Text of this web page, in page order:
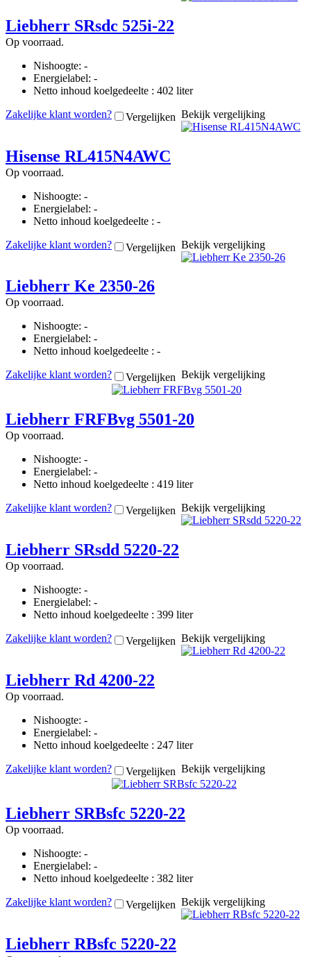
Liebherr SRsdc 525i-22
Op voorraad.
Nishoogte: -
Energielabel: -
Netto inhoud koelgedeelte : 402 liter
Zakelijke klant worden?
Vergelijken Bekijk vergelijking
Hisense RL415N4AWC
Op voorraad.
Nishoogte: -
Energielabel: -
Netto inhoud koelgedeelte : -
Zakelijke klant worden?
Vergelijken Bekijk vergelijking
Liebherr Ke 2350-26
Op voorraad.
Nishoogte: -
Energielabel: -
Netto inhoud koelgedeelte : -
Zakelijke klant worden?
Vergelijken Bekijk vergelijking
Liebherr FRFBvg 5501-20
Op voorraad.
Nishoogte: -
Energielabel: -
Netto inhoud koelgedeelte : 419 liter
Zakelijke klant worden?
Vergelijken Bekijk vergelijking
Liebherr SRsdd 5220-22
Op voorraad.
Nishoogte: -
Energielabel: -
Netto inhoud koelgedeelte : 399 liter
Zakelijke klant worden?
Vergelijken Bekijk vergelijking
Liebherr Rd 4200-22
Op voorraad.
Nishoogte: -
Energielabel: -
Netto inhoud koelgedeelte : 247 liter
Zakelijke klant worden?
Vergelijken Bekijk vergelijking
Liebherr SRBsfc 5220-22
Op voorraad.
Nishoogte: -
Energielabel: -
Netto inhoud koelgedeelte : 382 liter
Zakelijke klant worden?
Vergelijken Bekijk vergelijking
Liebherr RBsfc 5220-22